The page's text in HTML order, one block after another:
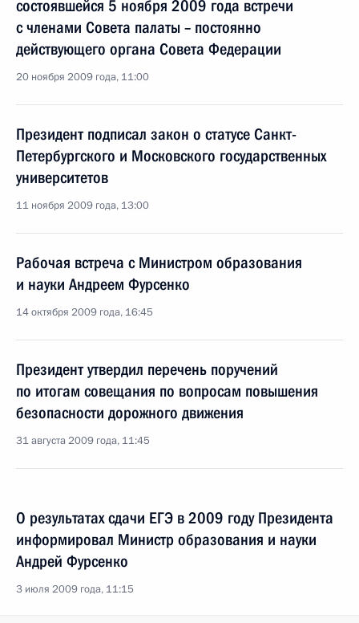
состоявшейся 5 ноября 2009 года встречи
с членами Совета палаты – постоянно
действующего органа Совета Федерации
20 ноября 2009 года, 11:00
Президент подписал закон о статусе Санкт-
Петербургского и Московского государственных
университетов
11 ноября 2009 года, 13:00
Рабочая встреча с Министром образования
и науки Андреем Фурсенко
14 октября 2009 года, 16:45
Президент утвердил перечень поручений
по итогам совещания по вопросам повышения
безопасности дорожного движения
31 августа 2009 года, 11:45
О результатах сдачи ЕГЭ в 2009 году Президента
информировал Министр образования и науки
Андрей Фурсенко
3 июля 2009 года, 11:15